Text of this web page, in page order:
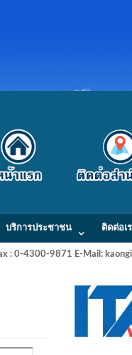
บริการประชาชน ติดต่อเ
: 0-4300-9871 E-Mail: